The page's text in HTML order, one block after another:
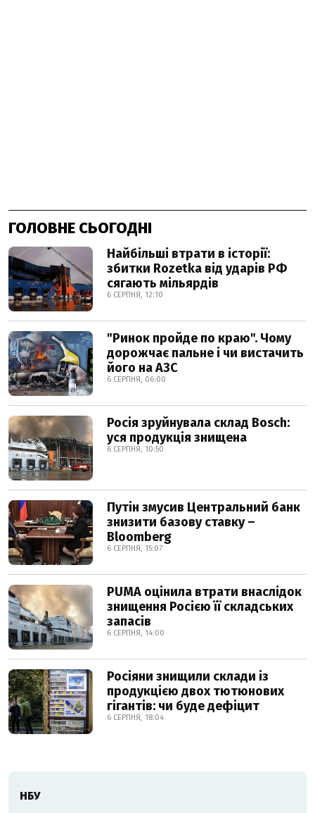
ГОЛОВНЕ СЬОГОДНІ
Найбільші втрати в історії:
збитки Rozetka від ударів РФ
сягають мільярдів
6 СЕРПНЯ, 12:10
"Ринок пройде по краю". Чому
дорожчає пальне і чи вистачить
його на АЗС
6 СЕРПНЯ, 06:00
Росія зруйнувала склад Bosch:
уся продукція знищена
6 СЕРПНЯ, 10:50
Путін змусив Центральний банк
знизити базову ставку –
Bloomberg
6 СЕРПНЯ, 15:07
PUMA оцінила втрати внаслідок
знищення Росією її складських
запасів
6 СЕРПНЯ, 14:00
Росіяни знищили склади із
продукцією двох тютюнових
гігантів: чи буде дефіцит
6 СЕРПНЯ, 18:04
НБУ